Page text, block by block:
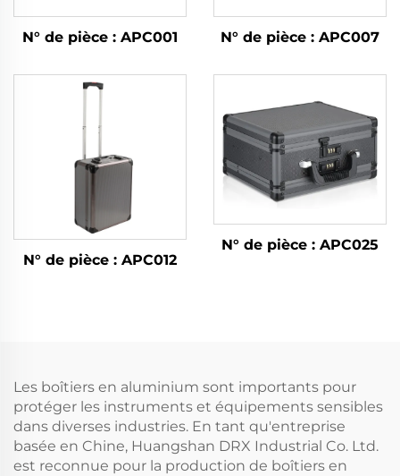
N° de pièce : APC001 N° de pièce : APC007
N° de pièce : APC012
N° de pièce : APC025
Les boîtiers en aluminium sont importants pour
protéger les instruments et équipements sensibles
dans diverses industries. En tant qu'entreprise
basée en Chine, Huangshan DRX Industrial Co. Ltd.
est reconnue pour la production de boîtiers en